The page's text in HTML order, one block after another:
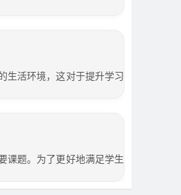
生活环境，这对于提升学习
课题。为了更好地满足学生